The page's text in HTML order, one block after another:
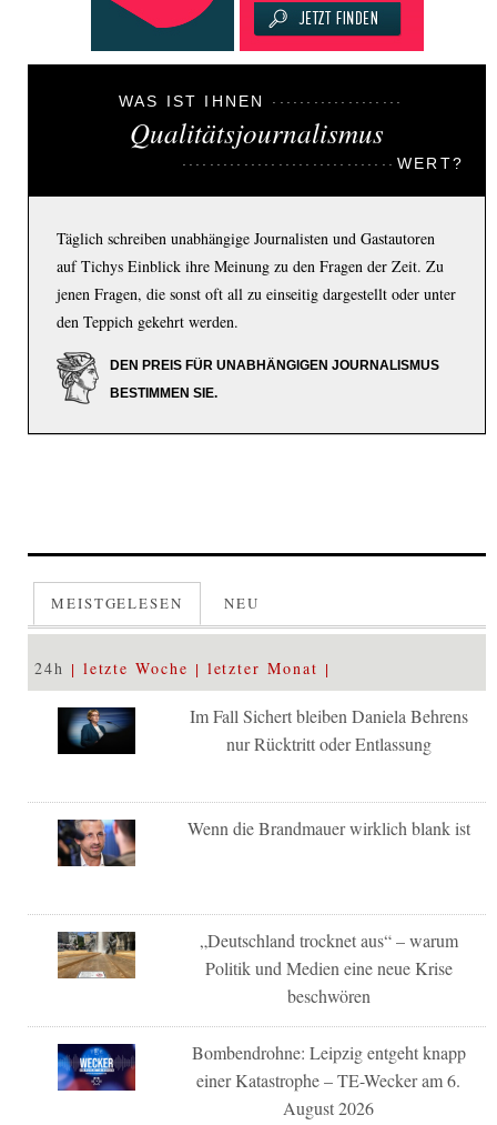
WAS IST IHNEN
Qualitätsjournalismus
WERT?
Täglich schreiben unabhängige Journalisten und Gastautoren
auf Tichys Einblick ihre Meinung zu den Fragen der Zeit. Zu
jenen Fragen, die sonst oft all zu einseitig dargestellt oder unter
den Teppich gekehrt werden.
DEN PREIS FÜR UNABHÄNGIGEN JOURNALISMUS
BESTIMMEN SIE.
MEISTGELESEN NEU
24h letzte Woche letzter Monat
Im Fall Sichert bleiben Daniela Behrens
nur Rücktritt oder Entlassung
Wenn die Brandmauer wirklich blank ist
„Deutschland trocknet aus“ – warum
Politik und Medien eine neue Krise
beschwören
Bombendrohne: Leipzig entgeht knapp
einer Katastrophe – TE-Wecker am 6.
August 2026